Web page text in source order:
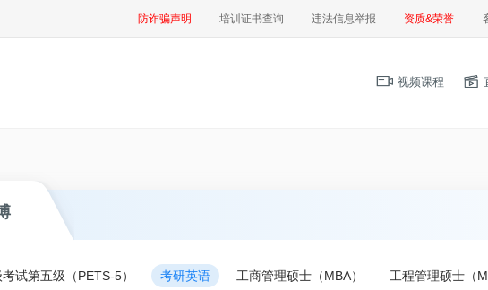
防诈骗声明 培训证书查询 违法信息举报 资质&荣誉
视频课程
试第五级（PETS-5） 考研英语 工商管理硕士（MBA） 工程管理硕士（